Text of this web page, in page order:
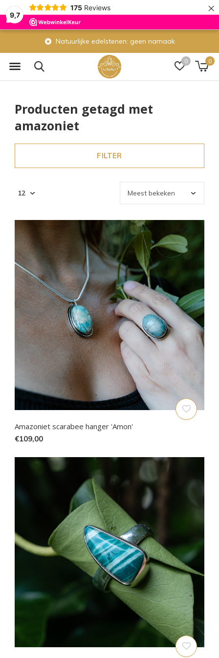
9,7
175 Reviews ×
0 0
geen namaak Eigen atelier:
Producten getagd met
amazoniet
FILTER
Amazoniet scarabee hanger 'Amon'
€109,00